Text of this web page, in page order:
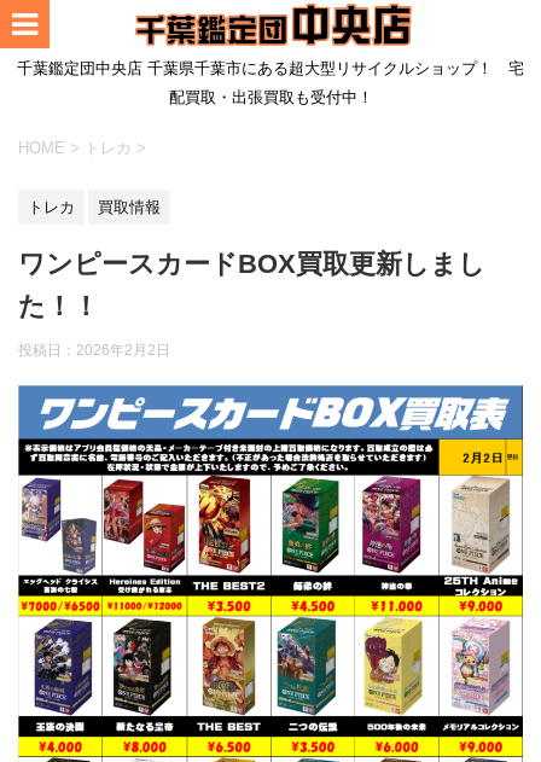
千葉鑑定団中央店 千葉県千葉市にある超大型リサイクルショップ！ 宅
配買取・出張買取も受付中！
HOME > トレカ >
トレカ 買取情報
ワンピースカードBOX買取更新しまし
た！！
投稿日： 2026年2月2日